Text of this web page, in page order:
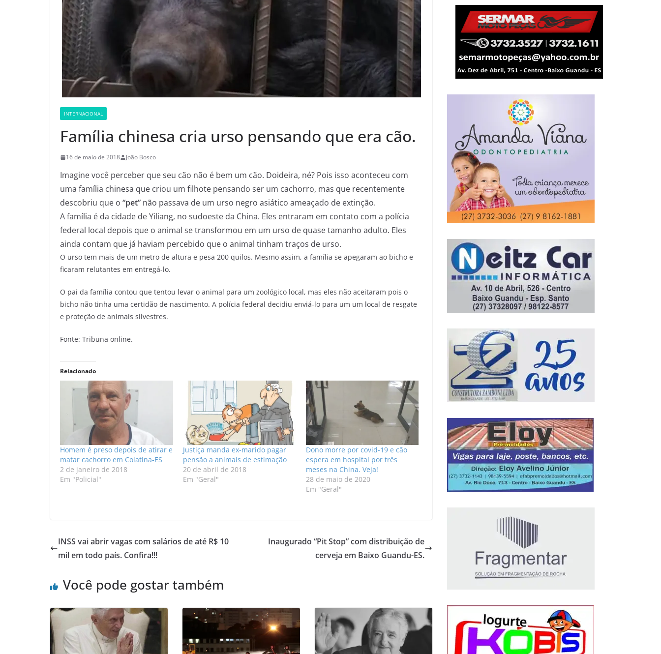
INTERNACIONAL
Família chinesa cria urso pensando que era cão.
16 de maio de 2018 João Bosco
Imagine você perceber que seu cão não é bem um cão. Doideira, né? Pois isso aconteceu com
uma família chinesa que criou um filhote pensando ser um cachorro, mas que recentemente
descobriu que o “pet” não passava de um urso negro asiático ameaçado de extinção.
A família é da cidade de Yiliang, no sudoeste da China. Eles entraram em contato com a polícia
federal local depois que o animal se transformou em um urso de quase tamanho adulto. Eles
ainda contam que já haviam percebido que o animal tinham traços de urso.
O urso tem mais de um metro de altura e pesa 200 quilos. Mesmo assim, a família se apegaram ao bicho e
ficaram relutantes em entregá-lo.
O pai da família contou que tentou levar o animal para um zoológico local, mas eles não aceitaram pois o
bicho não tinha uma certidão de nascimento. A polícia federal decidiu enviá-lo para um um local de resgate
e proteção de animais silvestres.
Fonte: Tribuna online.
Relacionado
Homem é preso depois de atirar e
matar cachorro em Colatina-ES
2 de janeiro de 2018
Em "Policial"
Justiça manda ex-marido pagar
pensão a animais de estimação
20 de abril de 2018
Em "Geral"
Dono morre por covid-19 e cão
espera em hospital por três
meses na China. Veja!
28 de maio de 2020
Em "Geral"
INSS vai abrir vagas com salários de até R$ 10
mil em todo país. Confira!!!
Inaugurado “Pit Stop” com distribuição de
cerveja em Baixo Guandu-ES.
Você pode gostar também